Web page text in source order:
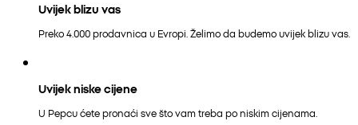
Uvijek blizu vas
Preko 4.000 prodavnica u Evropi. Želimo da budemo uvijek blizu vas.
Uvijek niske cijene
U Pepcu ćete pronaći sve što vam treba po niskim cijenama.